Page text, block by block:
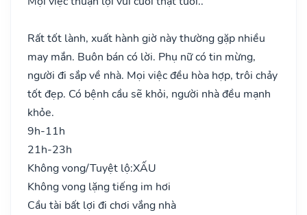
Rất tốt lành, xuất hành giờ này thường gặp nhiều
may mắn. Buôn bán có lời. Phụ nữ có tin mừng,
người đi sắp về nhà. Mọi việc đều hòa hợp, trôi chảy
tốt đẹp. Có bệnh cầu sẽ khỏi, người nhà đều mạnh
khỏe.
9h-11h
21h-23h
Không vong/Tuyệt lộ:XẤU
Không vong lặng tiếng im hơi
Cầu tài bất lợi đi chơi vắng nhà